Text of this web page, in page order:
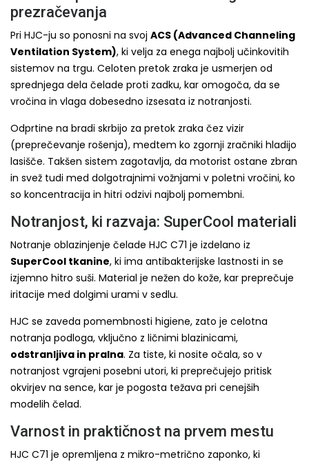
prezračevanja
Pri HJC-ju so ponosni na svoj ACS (Advanced Channeling
Ventilation System), ki velja za enega najbolj učinkovitih
sistemov na trgu. Celoten pretok zraka je usmerjen od
sprednjega dela čelade proti zadku, kar omogoča, da se
vročina in vlaga dobesedno izsesata iz notranjosti.
Odprtine na bradi skrbijo za pretok zraka čez vizir
(preprečevanje rošenja), medtem ko zgornji zračniki hladijo
lasišče. Takšen sistem zagotavlja, da motorist ostane zbran
in svež tudi med dolgotrajnimi vožnjami v poletni vročini, ko
so koncentracija in hitri odzivi najbolj pomembni.
Notranjost, ki razvaja: SuperCool materiali
Notranje oblazinjenje čelade HJC C71 je izdelano iz
SuperCool tkanine, ki ima antibakterijske lastnosti in se
izjemno hitro suši. Material je nežen do kože, kar preprečuje
iritacije med dolgimi urami v sedlu.
HJC se zaveda pomembnosti higiene, zato je celotna
notranja podloga, vključno z ličnimi blazinicami,
odstranljiva in pralna. Za tiste, ki nosite očala, so v
notranjost vgrajeni posebni utori, ki preprečujejo pritisk
okvirjev na sence, kar je pogosta težava pri cenejših
modelih čelad.
Varnost in praktičnost na prvem mestu
HJC C71 je opremljena z mikro-metrično zaponko, ki